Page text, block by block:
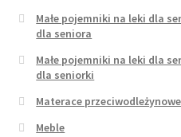
Małe pojemniki na leki dla
dla seniora
Małe pojemniki na leki dla
dla seniorki
Materace przeciwodleżynowe
Meble